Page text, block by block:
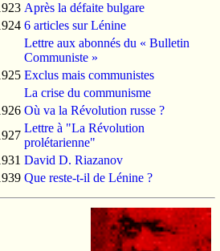
Après la défaite bulgare
6 articles sur Lénine
Lettre aux abonnés du « Bulletin
Communiste »
Exclus mais communistes
La crise du communisme
Où va la Révolution russe ?
Lettre à "La Révolution
prolétarienne"
David D. Riazanov
Que reste-t-il de Lénine ?